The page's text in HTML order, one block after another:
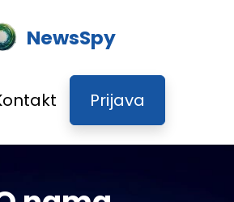
NewsSpy
Prijava